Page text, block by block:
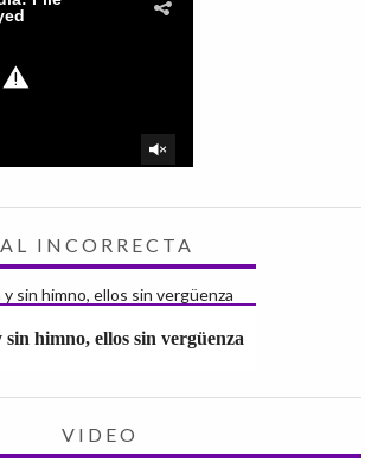
INCORRECTA
himno, ellos sin vergüenza
VIDEO